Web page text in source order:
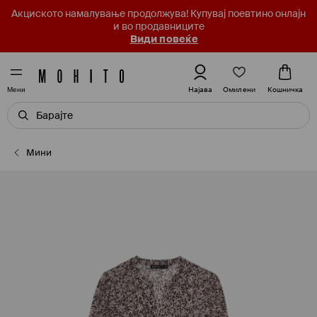
Акциското намалување продолжува! Купувај поевтино онлајн
и во продавниците
Види повеќе
Мени Најава Омилени Кошничка
Мини